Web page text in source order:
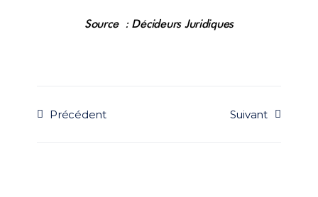
Source : Décideurs Juridiques
Précédent Suivant